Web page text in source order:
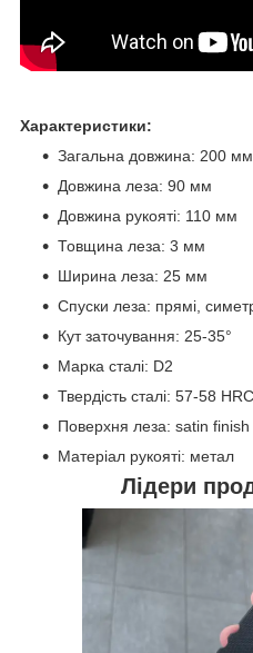
Характеристики:
Загальна довжина: 200 мм
Довжина леза: 90 мм
Довжина рукояті: 110 мм
Товщина леза: 3 мм
Ширина леза: 25 мм
Спуски леза: прямі,
Кут заточування: 25-35°
Марка сталі: D2
Твердість сталі: 57-58 HRC
Поверхня леза: satin finish
Матеріал рукояті: метал
Лідери